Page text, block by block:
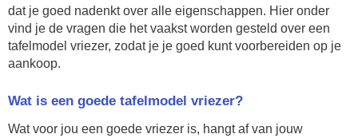
dat je goed nadenkt over alle eigenschappen. Hier onder
vind je de vragen die het vaakst worden gesteld over een
tafelmodel vriezer, zodat je je goed kunt voorbereiden op je
aankoop.
Wat is een goede tafelmodel vriezer?
Wat voor jou een goede vriezer is, hangt af van jouw